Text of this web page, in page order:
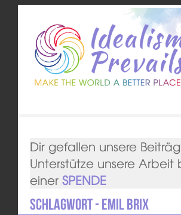
Dir gefallen unsere
Unterstütze unsere Arbeit
einer SPENDE
Schlagwort - Emil Brix